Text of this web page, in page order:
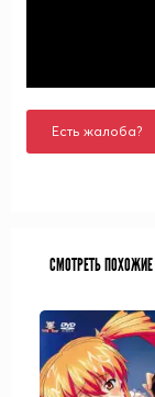
Есть жалоба?
СМОТРЕТЬ ПОХОЖИЕ